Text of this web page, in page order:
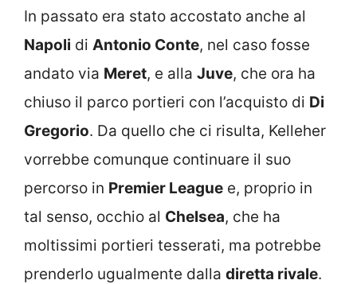
In passato era stato accostato anche al
Napoli di Antonio Conte, nel caso fosse
andato via Meret, e alla Juve, che ora ha
chiuso il parco portieri con l’acquisto di Di
Gregorio. Da quello che ci risulta, Kelleher
vorrebbe comunque continuare il suo
percorso in Premier League e, proprio in
tal senso, occhio al Chelsea, che ha
moltissimi portieri tesserati, ma potrebbe
prenderlo ugualmente dalla diretta rivale.